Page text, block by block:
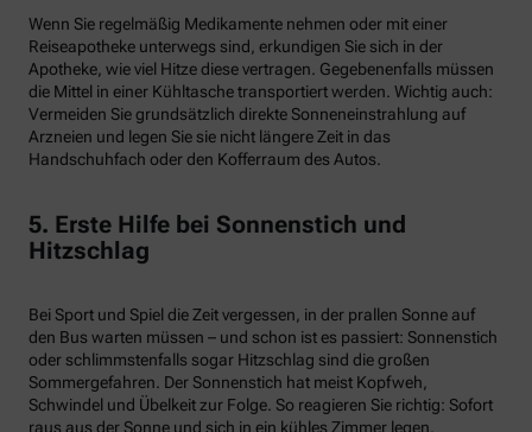
Wenn Sie regelmäßig Medikamente nehmen oder mit einer
Reiseapotheke unterwegs sind, erkundigen Sie sich in der
Apotheke, wie viel Hitze diese vertragen. Gegebenenfalls müssen
die Mittel in einer Kühltasche transportiert werden. Wichtig auch:
Vermeiden Sie grundsätzlich direkte Sonneneinstrahlung auf
Arzneien und legen Sie sie nicht längere Zeit in das
Handschuhfach oder den Kofferraum des Autos.
5. Erste Hilfe bei Sonnenstich und
Hitzschlag
Bei Sport und Spiel die Zeit vergessen, in der prallen Sonne auf
den Bus warten müssen – und schon ist es passiert: Sonnenstich
oder schlimmstenfalls sogar Hitzschlag sind die großen
Sommergefahren. Der Sonnenstich hat meist Kopfweh,
Schwindel und Übelkeit zur Folge. So reagieren Sie richtig: Sofort
raus aus der Sonne und sich in ein kühles Zimmer legen.